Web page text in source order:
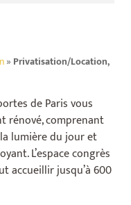
» Privatisation/Location,
de Paris vous
rénové, comprenant
lumière du jour et
L’espace congrès
accueillir jusqu’à 600